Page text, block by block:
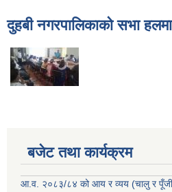
दुहबी नगरपालिकाको सभा
बजेट तथा कार्यक्रम
आ.व. २०८३/८४ को आय र व्यय (चालु र